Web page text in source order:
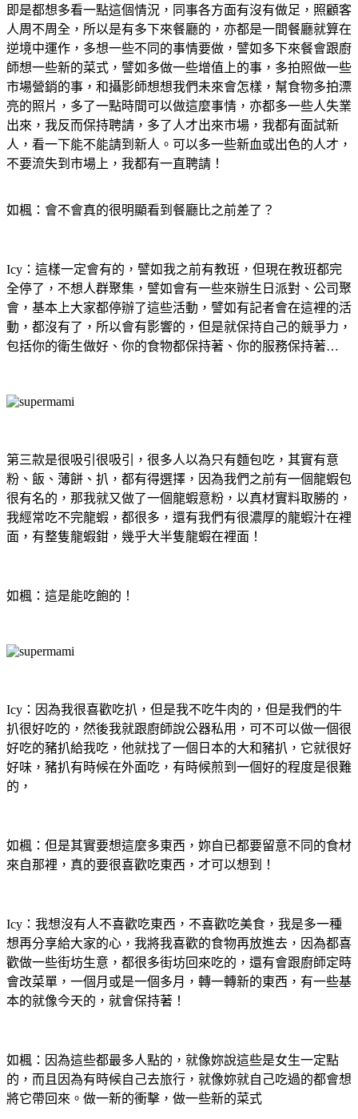
即是都想多看一點這個情況，同事各方面有沒有做足，照顧客
人周不周全，所以是有多下來餐廳的，亦都是一間餐廳就算在
逆境中運作，多想一些不同的事情要做，譬如多下來餐會跟廚
師想一些新的菜式，譬如多做一些增值上的事，多拍照做一些
市場營銷的事，和攝影師想想我們未來會怎樣，幫食物多拍漂
亮的照片，多了一點時間可以做這麼事情，亦都多一些人失業
出來，我反而保持聘請，多了人才出來市場，我都有面試新
人，看一下能不能請到新人。可以多一些新血或出色的人才，
不要流失到市場上，我都有一直聘請！
如楓：會不會真的很明顯看到餐廳比之前差了？
Icy：這樣一定會有的，譬如我之前有教班，但現在教班都完
全停了，不想人群聚集，譬如會有一些來辦生日派對、公司聚
會，基本上大家都停辦了這些活動，譬如有記者會在這裡的活
動，都沒有了，所以會有影響的，但是就保持自己的競爭力，
包括你的衛生做好、你的食物都保持著、你的服務保持著…
第三款是很吸引很吸引，很多人以為只有麵包吃，其實有意
粉、飯、薄餅、扒，都有得選擇，因為我們之前有一個龍蝦包
很有名的，那我就又做了一個龍蝦意粉，以真材實料取勝的，
我經常吃不完龍蝦，都很多，還有我們有很濃厚的龍蝦汁在裡
面，有整隻龍蝦鉗，幾乎大半隻龍蝦在裡面！
如楓：這是能吃飽的！
Icy：因為我很喜歡吃扒，但是我不吃牛肉的，但是我們的牛
扒很好吃的，然後我就跟廚師說公器私用，可不可以做一個很
好吃的豬扒給我吃，他就找了一個日本的大和豬扒，它就很好
好味，豬扒有時候在外面吃，有時候煎到一個好的程度是很難
的，
如楓：但是其實要想這麼多東西，妳自已都要留意不同的食材
來自那裡，真的要很喜歡吃東西，才可以想到！
Icy：我想沒有人不喜歡吃東西，不喜歡吃美食，我是多一種
想再分享給大家的心，我將我喜歡的食物再放進去，因為都喜
歡做一些街坊生意，都很多街坊回來吃的，還有會跟廚師定時
會改菜單，一個月或是一個多月，轉一轉新的東西，有一些基
本的就像今天的，就會保持著！
如楓：因為這些都最多人點的，就像妳說這些是女生一定點
的，而且因為有時候自己去旅行，就像妳就自己吃過的都會想
將它帶回來。做一新的衝擊，做一些新的菜式